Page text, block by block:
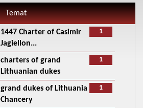
Temat
1
1447 Charter of Casimir
Jagiellon...
1
charters of grand
Lithuanian dukes
1
grand dukes of Lithuania
Chancery